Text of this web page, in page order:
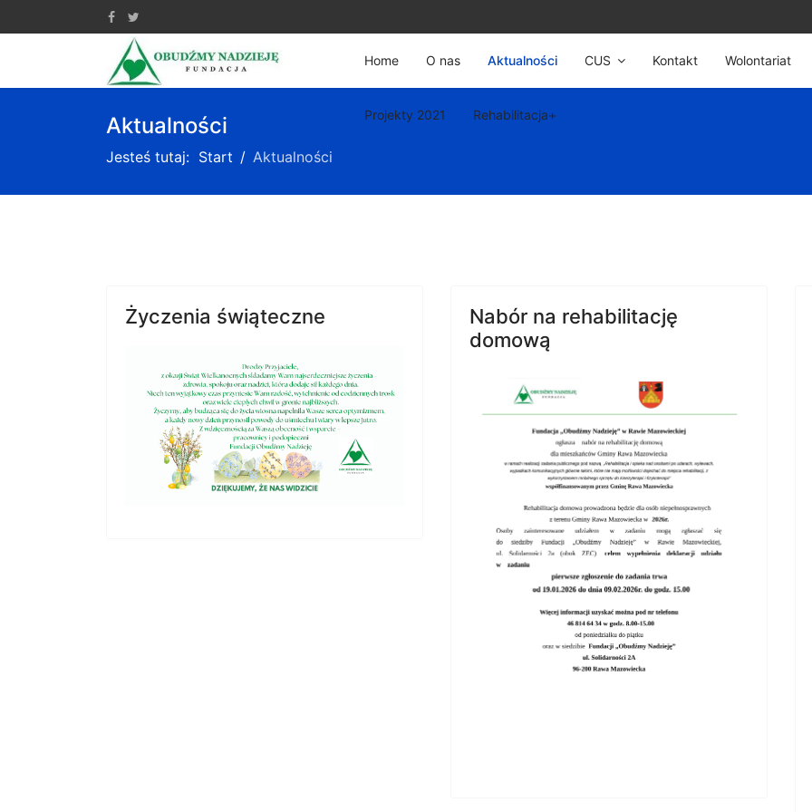
Home O nas Aktualności CUS Kontakt Wolontariat
Projekty 2021 Rehabilitacja+
Aktualności
Jesteś tutaj: Start Aktualności
Życzenia świąteczne
Nabór na rehabilitację
domową